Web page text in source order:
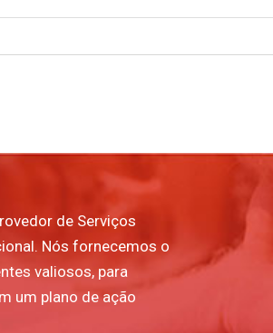
de Serviços
Nós fornecemos o
valiosos, para
um plano de ação